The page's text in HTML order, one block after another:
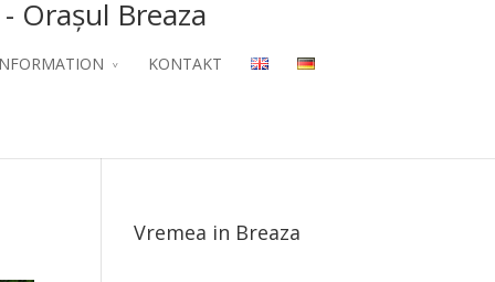
Orașul Breaza
KONTAKT
Vremea in Breaza